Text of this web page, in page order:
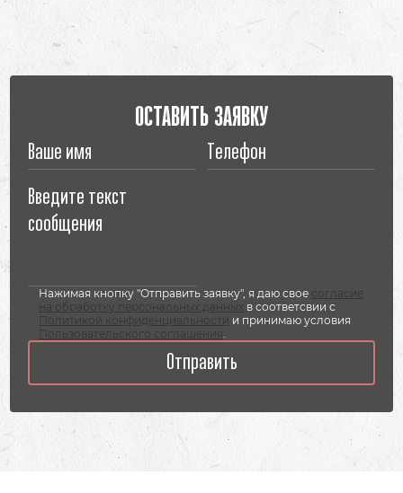
ОСТАВИТЬ ЗАЯВКУ
Нажимая кнопку "Отправить заявку", я даю свое
согласие
на обработку персональных данных
в соответсвии с
Политикой конфиденциальности и принимаю условия
Пользовательского соглашения.
Отправить